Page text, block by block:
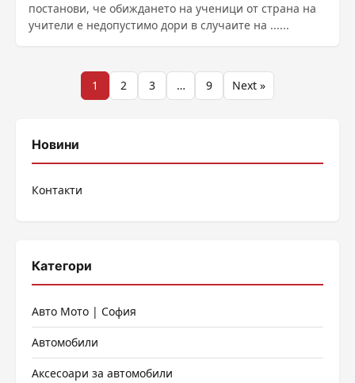
постанови, че обиждането на ученици от страна на
учители е недопустимо дори в случаите на ......
Разделяне
публикациите
1 2 3 … 9 Next »
Новини
Контакти
Категори
Авто Мото | София
Автомобили
Аксесоари за автомобили